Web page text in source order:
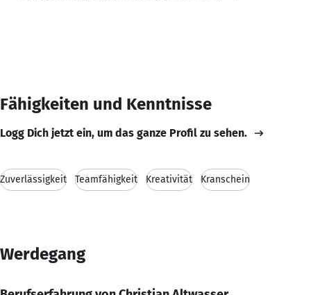
Fähigkeiten und Kenntnisse
Logg Dich jetzt ein, um das ganze Profil zu sehen.
Zuverlässigkeit Teamfähigkeit Kreativität Kranschein
Werdegang